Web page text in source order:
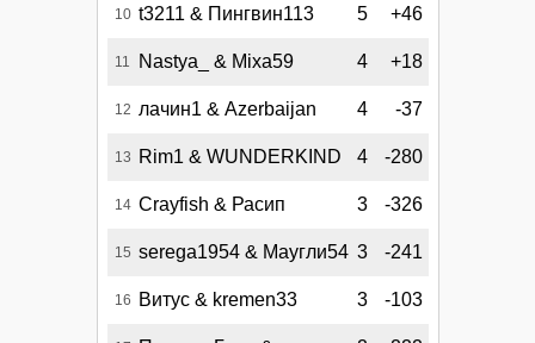
10 t3211 & Пингвин113 5 +46
11 Nastya_ & Mixa59 4 +18
12 лачин1 & Azerbaijan 4 -37
13 Rim1 & WUNDERKIND 4 -280
14 Crayfish & Расип 3 -326
15 serega1954 & Маугли54 3 -241
16 Витус & kremen33 3 -103